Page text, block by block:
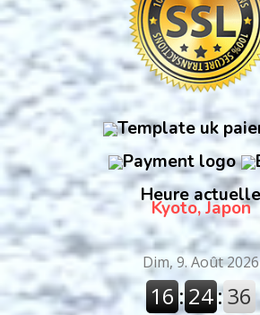
Heure actuelle
Kyoto, Japon